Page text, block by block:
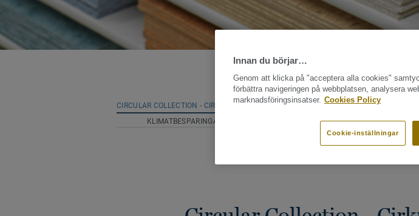
CIRCULAR COLLECTION - CIRKULÄR EKONOMI PÅ RIKTIGT KRITERIERNA FÖR
KLIMATBESPARINGAR VID ÅTERVINNING
BROSCHYR
Innan du börjar…
Genom att klicka på "acceptera alla cookies"
förbättra navigeringen på webbplatsen, analysera
marknadsföringsinsatser. Cookies Policy
Cookie-inställningar